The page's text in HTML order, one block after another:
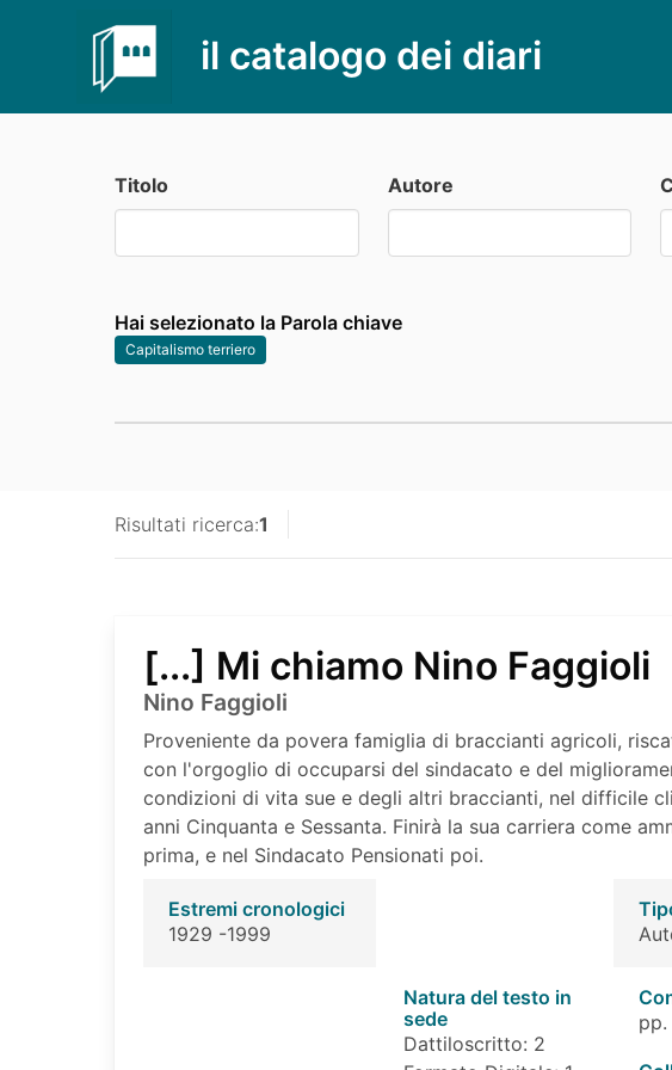
il catalogo dei diari
Titolo Autore
Hai selezionato la Parola chiave
Capitalismo terriero
Risultati ricerca:1
[...] Mi chiamo Nino Faggioli
Nino Faggioli
Proveniente da povera famiglia di braccianti agricoli,
con l'orgoglio di occuparsi del sindacato e del
condizioni di vita sue e degli altri braccianti, nel difficile
anni Cinquanta e Sessanta. Finirà la sua carriera come
prima, e nel Sindacato Pensionati poi.
Estremi cronologici
1929 -1999
Natura del testo in
sede
Dattiloscritto: 2
pp.